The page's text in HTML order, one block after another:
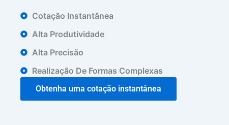
Cotação Instantânea
Alta Produtividade
Alta Precisão
Realização De Formas Complexas
Obtenha uma cotação instantânea